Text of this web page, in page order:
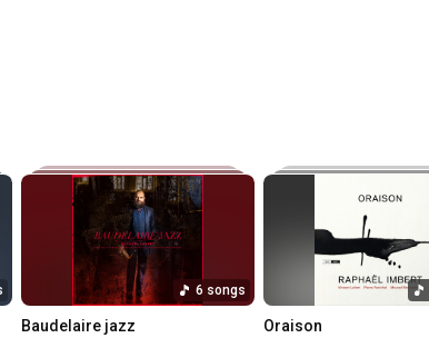
de Marseille.
6 songs
Baudelaire jazz Oraison